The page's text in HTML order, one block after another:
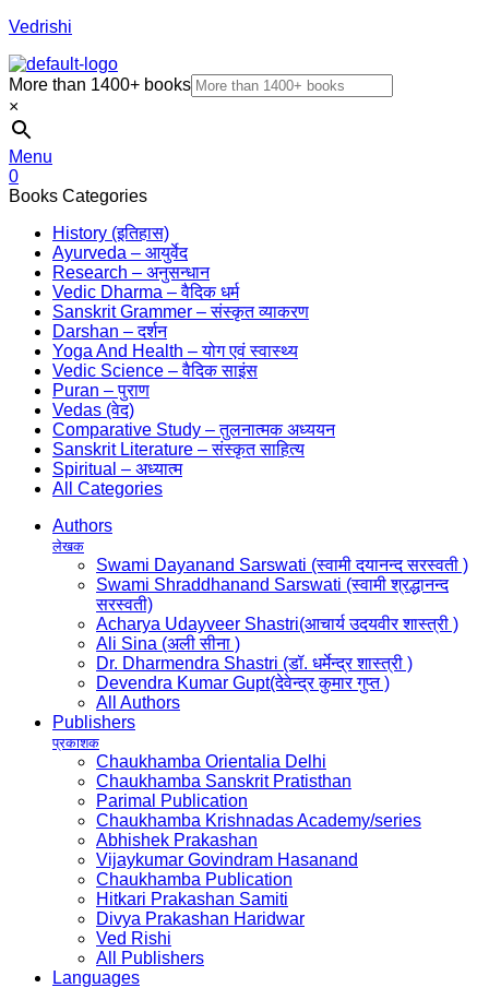
Vedrishi
More than 1400+ books
×
Menu
0
Books Categories
History (इतिहास)
Ayurveda – आयुर्वेद
Research – अनुसन्धान
Vedic Dharma – वैदिक धर्म
Sanskrit Grammer – संस्कृत व्याकरण
Darshan – दर्शन
Yoga And Health – योग एवं स्वास्थ्य
Vedic Science – वैदिक साइंस
Puran – पुराण
Vedas (वेद)
Comparative Study – तुलनात्मक अध्ययन
Sanskrit Literature – संस्कृत साहित्य
Spiritual – अध्यात्म
All Categories
Authors
लेखक
Swami Dayanand Sarswati (स्वामी दयानन्द सरस्वती )
Swami Shraddhanand Sarswati (स्वामी श्रद्धानन्द
सरस्वती)
Acharya Udayveer Shastri(आचार्य उदयवीर शास्त्री )
Ali Sina (अली सीना )
Dr. Dharmendra Shastri (डॉ. धर्मेन्द्र शास्त्री )
Devendra Kumar Gupt(देवेन्द्र कुमार गुप्त )
All Authors
Publishers
प्रकाशक
Chaukhamba Orientalia Delhi
Chaukhamba Sanskrit Pratisthan
Parimal Publication
Chaukhamba Krishnadas Academy/series
Abhishek Prakashan
Vijaykumar Govindram Hasanand
Chaukhamba Publication
Hitkari Prakashan Samiti
Divya Prakashan Haridwar
Ved Rishi
All Publishers
Languages